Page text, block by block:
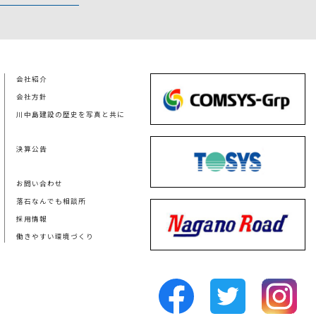
会社紹介
会社方針
川中島建設の歴史を写真と共に
決算公告
お問い合わせ
落石なんでも相談所
採用情報
働きやすい環境づくり